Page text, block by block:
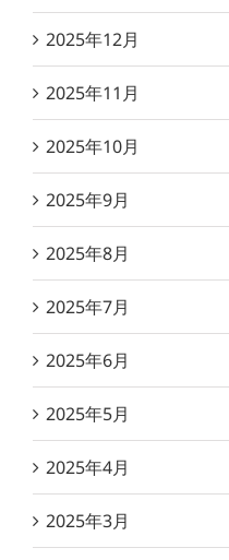
2025年12月
2025年11月
2025年10月
2025年9月
2025年8月
2025年7月
2025年6月
2025年5月
2025年4月
2025年3月